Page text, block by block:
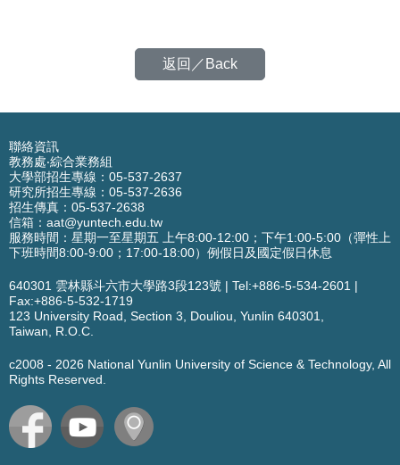
返回／Back
聯絡資訊
教務處‧綜合業務組
大學部招生專線：05-537-2637
研究所招生專線：05-537-2636
招生傳真：05-537-2638
信箱： aat@yuntech.edu.tw
服務時間：星期一至星期五 上午8:00-12:00；下午1:00-5:00（彈性上
下班時間8:00-9:00；17:00-18:00）例假日及國定假日休息
640301 雲林縣斗六市大學路3段123號 | Tel:+886-5-534-2601 |
Fax:+886-5-532-1719
123 University Road, Section 3,
Douliou, Yunlin 640301,
Taiwan, R.O.C.
c2008 - 2026 National Yunlin University of Science & Technology, All
Rights Reserved.